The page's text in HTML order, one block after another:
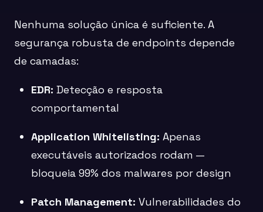
Nenhuma solução única é suficiente. A
segurança robusta de endpoints depende
de camadas:
EDR: Detecção e resposta
comportamental
Application Whitelisting: Apenas
executáveis autorizados rodam —
bloqueia 99% dos malwares por design
Patch Management: Vulnerabilidades do